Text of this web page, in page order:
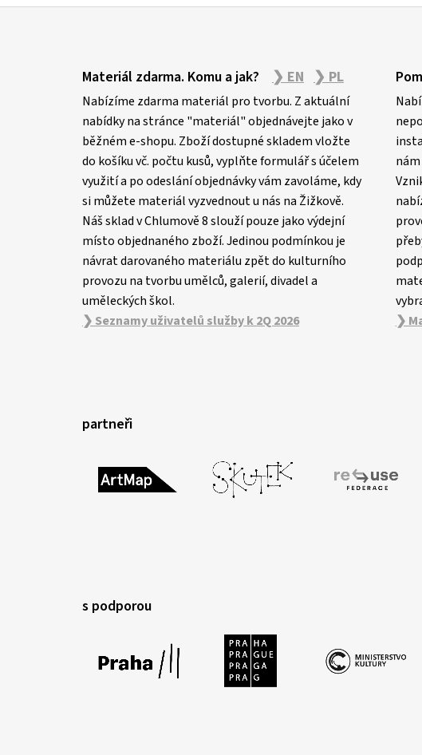
Materiál zdarma. Komu a jak? ❯ EN ❯ PL
Nabízíme zdarma materiál pro tvorbu. Z aktuální
nabídky na stránce "materiál" objednávejte jako v
běžném e-shopu. Zboží dostupné skladem vložte
do košíku vč. počtu kusů, vyplňte formulář s účelem
využití a po odeslání objednávky vám zavoláme, kdy
si můžete materiál vyzvednout u nás na Žižkově.
Náš sklad v Chlumově 8 slouží pouze jako výdejní
místo objednaného zboží. Jedinou podmínkou je
návrat darovaného materiálu zpět do kulturního
provozu na tvorbu umělců, galerií, divadel a
uměleckých škol.
❯ Seznamy uživatelů služby k 2Q 2026
❯
partneři
s podporou